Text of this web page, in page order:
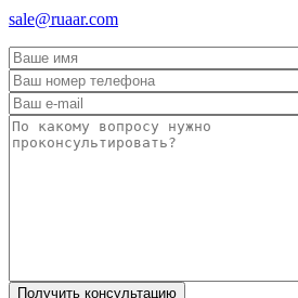
sale@ruaar.com
Получить консультацию